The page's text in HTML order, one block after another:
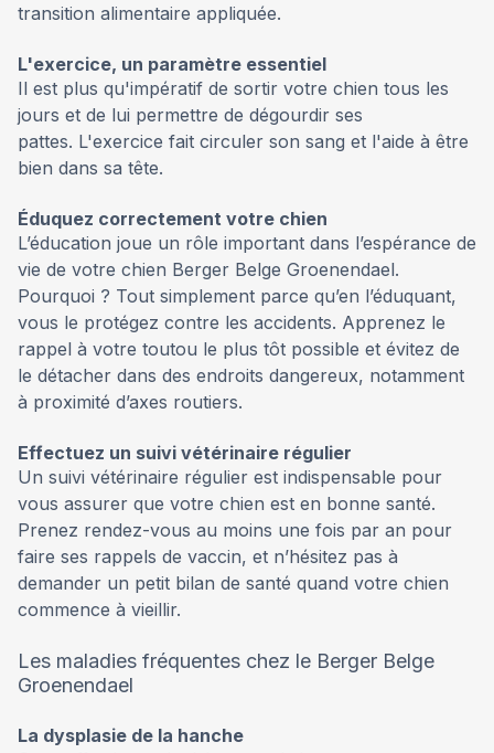
transition alimentaire appliquée.
L'exercice, un paramètre essentiel
Il est plus qu'impératif de sortir votre chien tous les
jours et de lui permettre de dégourdir ses
pattes. L'exercice fait circuler son sang et l'aide à être
bien dans sa tête.
Éduquez correctement votre chien
L’éducation joue un rôle important dans l’espérance de
vie de votre chien Berger Belge Groenendael.
Pourquoi ? Tout simplement parce qu’en l’éduquant,
vous le protégez contre les accidents. Apprenez le
rappel à votre toutou le plus tôt possible et évitez de
le détacher dans des endroits dangereux, notamment
à proximité d’axes routiers.
Effectuez un suivi vétérinaire régulier
Un suivi vétérinaire régulier est indispensable pour
vous assurer que votre chien est en bonne santé.
Prenez rendez-vous au moins une fois par an pour
faire ses rappels de vaccin, et n’hésitez pas à
demander un petit bilan de santé quand votre chien
commence à vieillir.
Les maladies fréquentes chez le Berger Belge
Groenendael
La dysplasie de la hanche